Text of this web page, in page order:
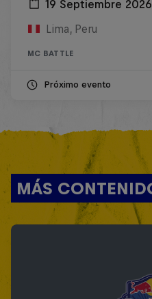
19 Septiembre 2026
Lima, Peru
MC BATTLE
Próximo evento
MÁS